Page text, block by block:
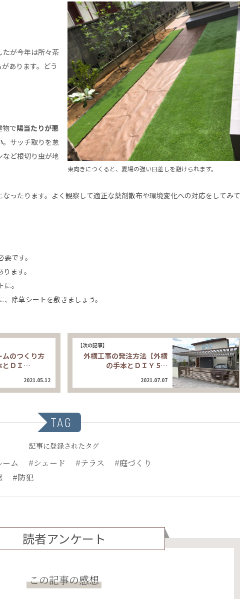
東向きにつくると、夏場の強い日差しを避けられます。
たが今年は所々茶
あります。どう
物で陽当たりが悪
。サッチ取りを怠
など根切り虫が地
ったります。よく観察して適正な薬剤散布や環境変化への対応をしてみて
です。
ます。
。
除草シートを敷きましょう。
ムのつくり方
とＤＩ…
2021.05.12
【次の記事】
外構工事の発注方法【外構
の手本とＤＩＹ 5…
2021.07.07
TAG
記事に登録されたタグ
ム #シェード #テラス
#庭づくり
#防犯
読者アンケート
この記事の感想